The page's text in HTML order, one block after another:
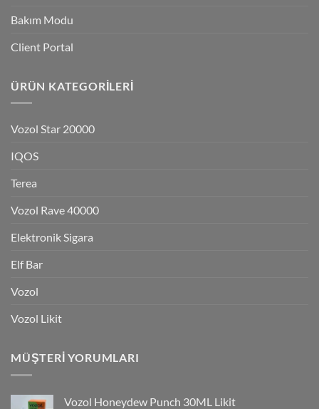
Bakım Modu
Client Portal
ÜRÜN KATEGORILERI
Vozol Star 20000
IQOS
Terea
Vozol Rave 40000
Elektronik Sigara
Elf Bar
Vozol
Vozol Likit
MÜŞTERI YORUMLARI
Vozol Honeydew Punch 30ML Likit